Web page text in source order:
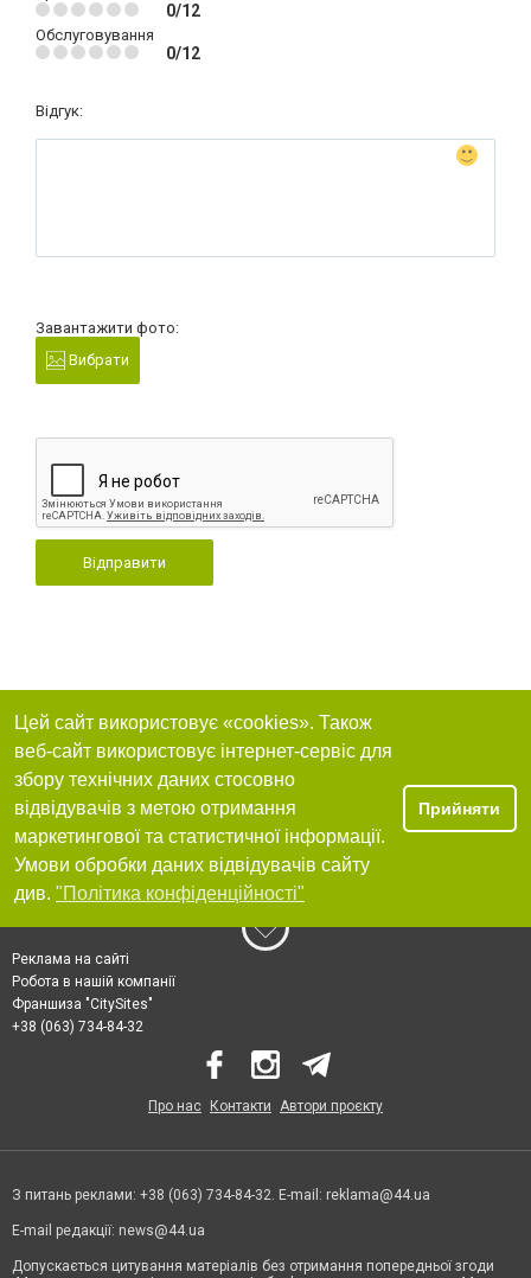
0/12
Обслуговування
0/12
Відгук:
Завантажити фото:
Вибрати
Відправити
Цей сайт використовує «cookies». Також
веб-сайт використовує інтернет-сервіс для
збору технічних даних стосовно
відвідувачів з метою отримання
маркетингової та статистичної інформації.
Умови обробки даних відвідувачів сайту
див. "Політика конфіденційності"
Прийняти
Реклама на сайті
Робота в нашій компанії
Франшиза "CitySites"
+38 (063) 734-84-32
Про нас Контакти Автори проєкту
З питань реклами: +38 (063) 734-84-32. E-mail: reklama@44.ua
E-mail редакції: news@44.ua
Допускається цитування матеріалів без отримання попередньої згоди